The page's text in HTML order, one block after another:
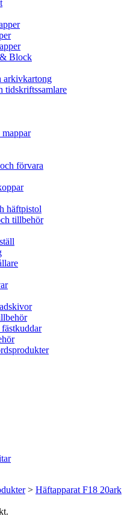
Block
arkivkartong
tidskriftssamlare
förvara
häftpistol
tillbehör
> Häftapparat F18 20ark